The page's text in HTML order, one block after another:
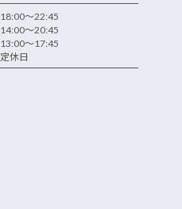
～22:45
～20:45
～17:45
日